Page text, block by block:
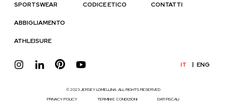
SPORTSWEAR
ABBIGLIAMENTO
ATHLEISURE
CODICE ETICO CONTATTI
IT ENG
© 2023 JERSEY LOMELLINA. ALL RIGHTS RESERVED
PRIVACY POLICY
TERMINI E CONDIZIONI DATI FISCALI